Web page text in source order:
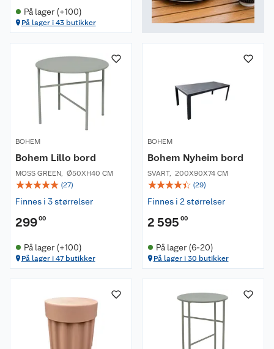
På lager (+100)
På lager i 43 butikker
BOHEM
Bohem Lillo bord
MOSS GREEN, Ø50XH40 CM
☆☆☆☆☆ (27)
Finnes i 3 størrelser
29900
På lager (+100)
På lager i 47 butikker
BOHEM
Bohem Nyheim bord
SVART, 200X90X74 CM
☆☆☆☆☆ (29)
Finnes i 2 størrelser
2 595 00
På lager (6-20)
På lager i 30 butikker